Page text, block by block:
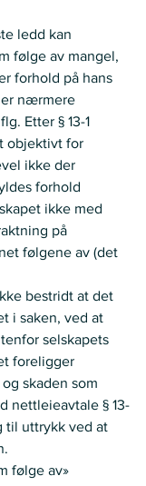
ledd kan
følge av mangel,
forhold på hans
er nærmere
Etter § 13-1
objektivt for
ikke der
forhold
ikke med
på
følgene av (det
bestridt at det
i saken, ved at
selskapets
foreligger
skaden som
nettleieavtale § 13-
til uttrykk ved at
følge av»